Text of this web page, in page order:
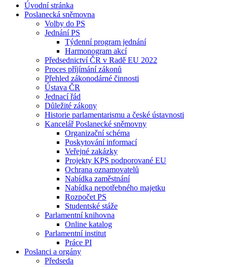
Úvodní stránka
Poslanecká sněmovna
Volby do PS
Jednání PS
Týdenní program jednání
Harmonogram akcí
Předsednictví ČR v Radě EU 2022
Proces příjímání zákonů
Přehled zákonodárné činnosti
Ústava ČR
Jednací řád
Důležité zákony
Historie parlamentarismu a české ústavnosti
Kancelář Poslanecké sněmovny
Organizační schéma
Poskytování informací
Veřejné zakázky
Projekty KPS podporované EU
Ochrana oznamovatelů
Nabídka zaměstnání
Nabídka nepotřebného majetku
Rozpočet PS
Studentské stáže
Parlamentní knihovna
Online katalog
Parlamentní institut
Práce PI
Poslanci a orgány
Předseda